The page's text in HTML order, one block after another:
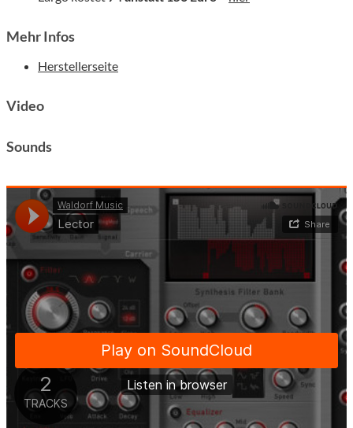
Mehr Infos
Herstellerseite
Video
Sounds